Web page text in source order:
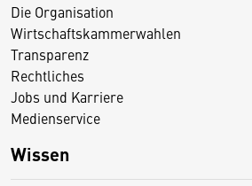
Die Organisation
Wirtschaftskammerwahlen
Transparenz
Rechtliches
Jobs und Karriere
Medienservice
Wissen